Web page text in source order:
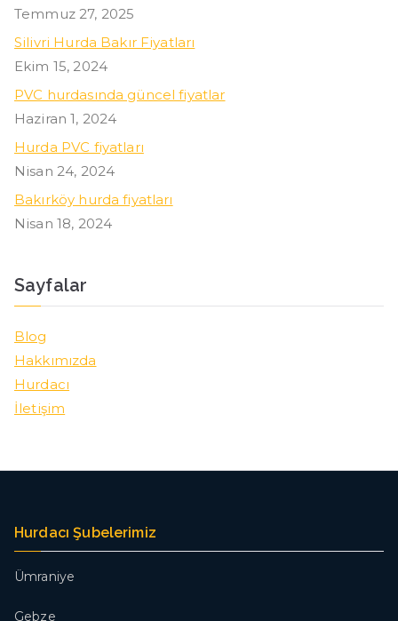
Temmuz 27, 2025
Silivri Hurda Bakır Fiyatları
Ekim 15, 2024
PVC hurdasında güncel fiyatlar
Haziran 1, 2024
Hurda PVC fiyatları
Nisan 24, 2024
Bakırköy hurda fiyatları
Nisan 18, 2024
Sayfalar
Blog
Hakkımızda
Hurdacı
İletişim
Hurdacı Şubelerimiz
Ümraniye
Gebze